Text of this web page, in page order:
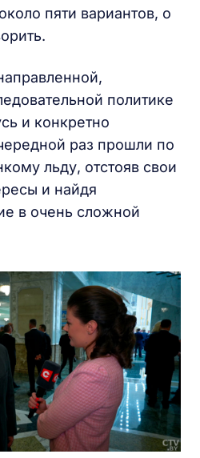
пяти вариантов, о
политике
и конкретно
раз прошли по
льду, отстояв свои
и найдя
в очень сложной